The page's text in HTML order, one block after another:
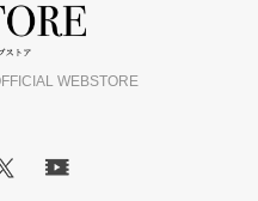
WEBSTORE